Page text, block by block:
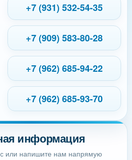
информация
или напишите нам напрямую
+7 (931) 532-54-35
+7 (909) 583-80-28
+7 (962) 685-94-22
+7 (962) 685-93-70